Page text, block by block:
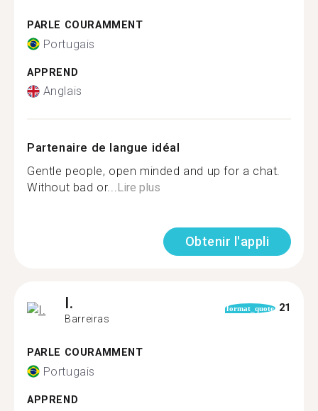
PARLE COURAMMENT
Portugais
APPREND
Anglais
Partenaire de langue idéal
Gentle people, open minded and up for a chat.
Without bad or...Lire plus
Obtenir l'appli
I.
Barreiras
format_quote 21
PARLE COURAMMENT
Portugais
APPREND